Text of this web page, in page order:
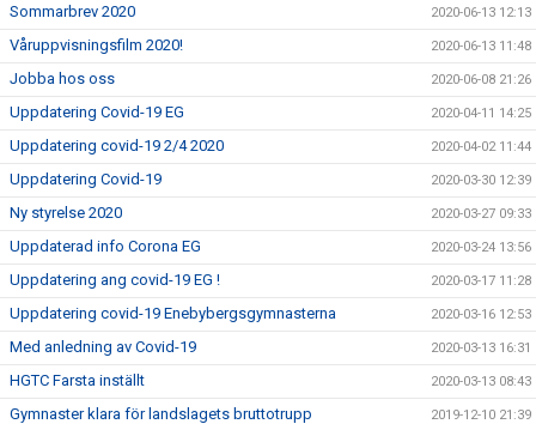
Sommarbrev 2020 2020-06-13 12:13
Våruppvisningsfilm 2020! 2020-06-13 11:48
Jobba hos oss 2020-06-08 21:26
Uppdatering Covid-19 EG 2020-04-11 14:25
Uppdatering covid-19 2/4 2020 2020-04-02 11:44
Uppdatering Covid-19 2020-03-30 12:39
Ny styrelse 2020 2020-03-27 09:33
Uppdaterad info Corona EG 2020-03-24 13:56
Uppdatering ang covid-19 EG ! 2020-03-17 11:28
Uppdatering covid-19 Enebybergsgymnasterna 2020-03-16 12:53
Med anledning av Covid-19 2020-03-13 16:31
HGTC Farsta inställt 2020-03-13 08:43
Gymnaster klara för landslagets bruttotrupp 2019-12-10 21:39